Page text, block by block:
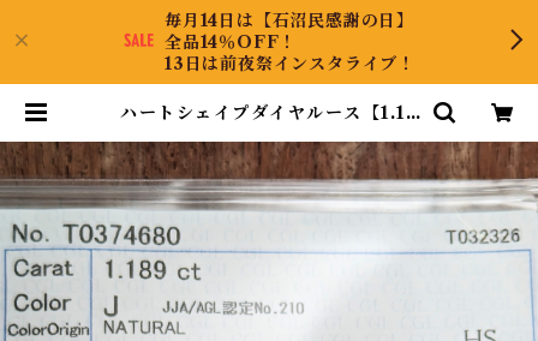
毎月14日は【石沼民感謝の日】
全品14％OFF！
13日は前夜祭インスタライブ！
ハートシェイプダイヤルース【1.18
ntique